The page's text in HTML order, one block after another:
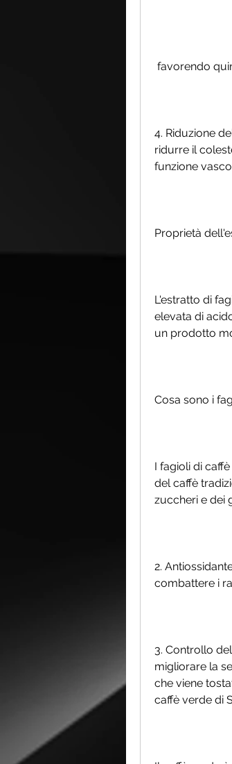
favorendo
4. Riduzione
ridurre il
funzione
Proprietà
L'estratto di
elevata di
un prodotto
Cosa sono i
I fagioli di
del caffè
zuccheri e dei
2.
combattere i
3. Controllo
migliorare la
che viene
caffè verde di